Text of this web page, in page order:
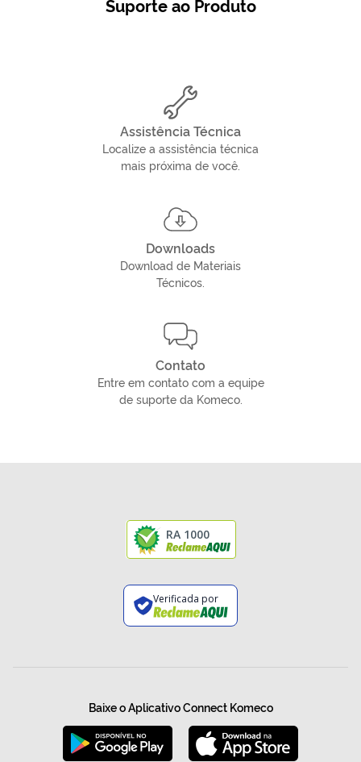
Suporte ao Produto
Assistência Técnica
Localize a assistência técnica
mais próxima de você.
Downloads
Download de Materiais
Técnicos.
Contato
Entre em contato com a equipe
de suporte da Komeco.
RA 1000
Verificada por
Baixe o Aplicativo Connect Komeco